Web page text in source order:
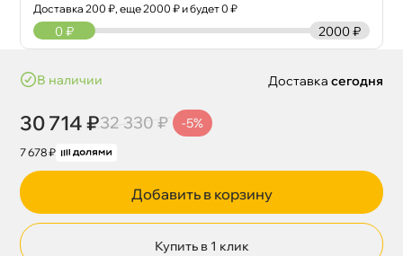
Доставка200 ₽, еще2000 ₽ и будет 0 ₽
2000 ₽
0 ₽
наличии
30 714 ₽32 330 ₽ -5%
7 678 ₽
Доставка сегодня
Добавить в корзину
Купить в 1 клик